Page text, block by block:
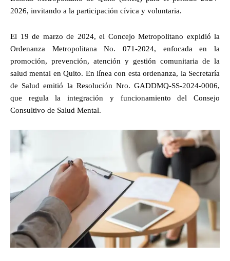
2026, invitando a la participación cívica y voluntaria.
El 19 de marzo de 2024, el Concejo Metropolitano expidió la
Ordenanza Metropolitana No. 071-2024, enfocada en la
promoción, prevención, atención y gestión comunitaria de la
salud mental en Quito. En línea con esta ordenanza, la Secretaría
de Salud emitió la Resolución Nro. GADDMQ-SS-2024-0006,
que regula la integración y funcionamiento del Consejo
Consultivo de Salud Mental.